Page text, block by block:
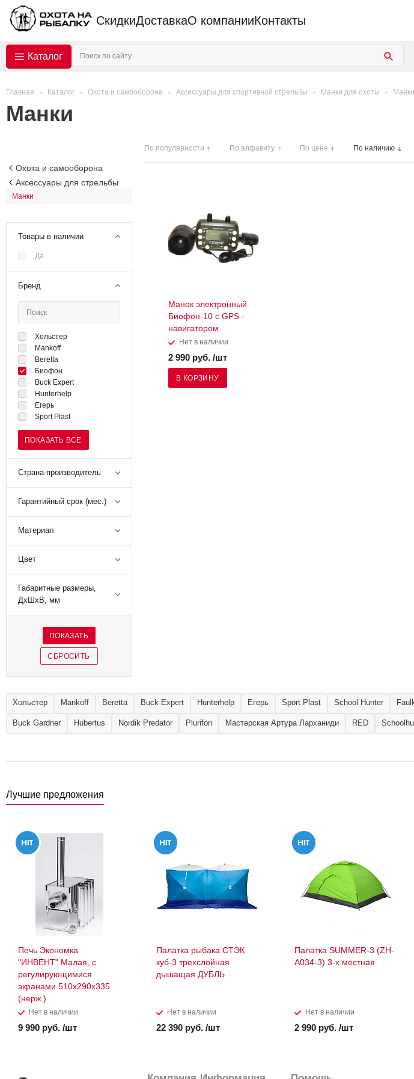
СкидкиДоставкаО компанииКонтакты
Каталог
Главная - Каталог - Охота и самооборона - Аксессуары для спортивной стрельбы - Манки для охоты -
Манки
Охота и самооборона
Аксессуары для стрельбы
Манки
Товары в наличии
Да
Бренд
Хольстер
Mankoff
Beretta
Биофон
Buck Expert
Hunterhelp
Егерь
Sport Plast
ПОКАЗАТЬ ВСЕ
Страна-производитель
Гарантийный срок (мес.)
Материал
Цвет
Габаритные размеры,
ДхШхВ, мм
По популярности По алфавиту По цене По наличию
Манок электронный
Биофон-10 с GPS -
навигатором
Нет в наличии
2 990 руб. /шт
В КОРЗИНУ
Хольстер Mankoff Beretta Buck Expert Hunterhelp Егерь Sport Plast School Hunter
Buck Gardner Hubertus Nordik Predator Plurifon Мастерская Артура Ларханиди RED
Лучшие предложения
Печь Экономка
"ИНВЕНТ" Малая, с
регулирующимися
экранами 510х290х335
(нерж.)
Нет в наличии
9 990 руб. /шт
Палатка рыбака СТЭК
куб-3 трехслойная
дышащая ДУБЛЬ
Нет в наличии
22 390 руб. /шт
Палатка SUMMER-3 (ZH-
A034-3) 3-х местная
Нет в наличии
2 990 руб. /шт